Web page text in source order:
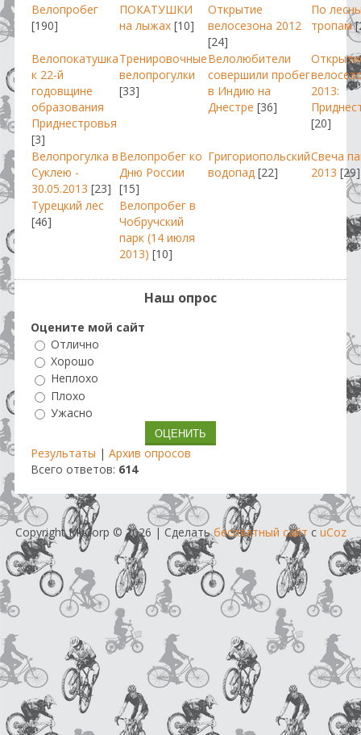
Велопробег
[190]
ПОКАТУШКИ
на лыжах [10]
Открытие
велосезона 2012
[24]
По
тропам
Велопокатушка
к 22-й
годовщине
образования
Приднестровья
[3]
Тренировочные
велопрогулки
[33]
Велолюбители
совершили пробег
в Индию на
Днестре [36]
2013:
[20]
Велопрогулка в
Суклею -
30.05.2013 [23]
Велопробег ко
Дню России
[15]
Григориопольский
водопад [22]
Свеча
2013 [29]
Турецкий лес
[46]
Велопробег в
Чобручский
парк (14 июля
2013) [10]
Наш опрос
Оцените мой сайт
Отлично
Хорошо
Неплохо
Плохо
Ужасно
Результаты | Архив опросов
Всего ответов: 614
Copyright MyCorp © 2026 |Сделатьбесплатный сайт сuCoz